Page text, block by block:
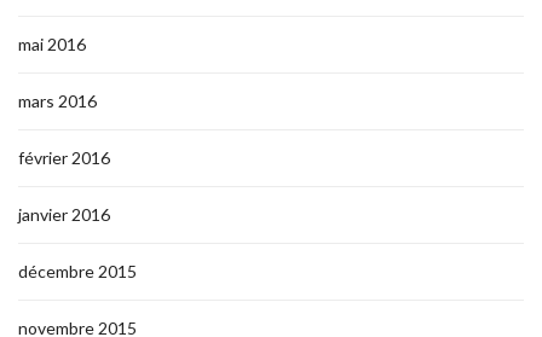
mai 2016
mars 2016
février 2016
janvier 2016
décembre 2015
novembre 2015